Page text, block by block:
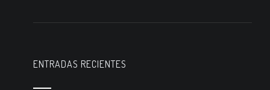
ENTRADAS RECIENTES